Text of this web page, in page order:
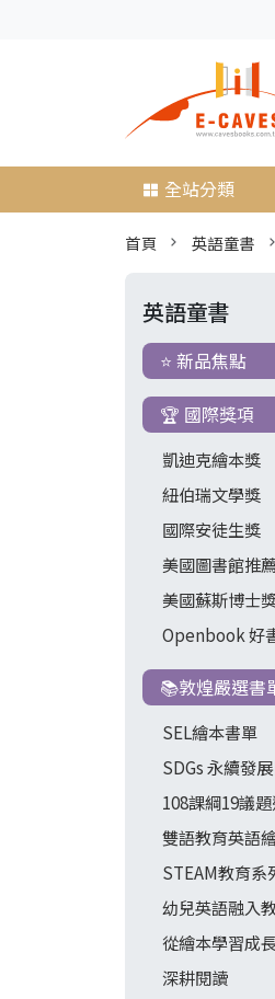
全站分類
首頁 英語童書
英語童書
⭐ 新品焦點
🏆 國際獎項
凱迪克繪本獎
紐伯瑞文學獎
國際安徒生獎
美國圖書館推
美國蘇斯博士
Openbook 好
📚敦煌嚴選書
SEL繪本書單
SDGs 永續發
108課綱19議
雙語教育英語
STEAM教育系
幼兒英語融入
從繪本學習成
深耕閱讀